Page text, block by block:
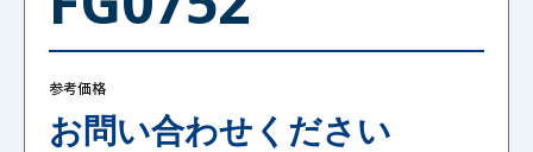
参考価格
お問い合わせください